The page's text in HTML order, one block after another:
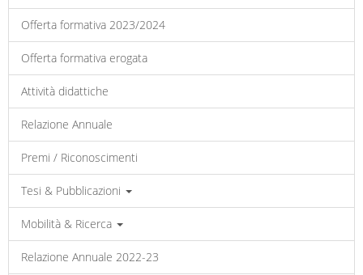
Offerta formativa 2023/2024
Offerta formativa erogata
Attività didattiche
Relazione Annuale
Premi / Riconoscimenti
Tesi & Pubblicazioni
Mobilità & Ricerca
Relazione Annuale 2022-23